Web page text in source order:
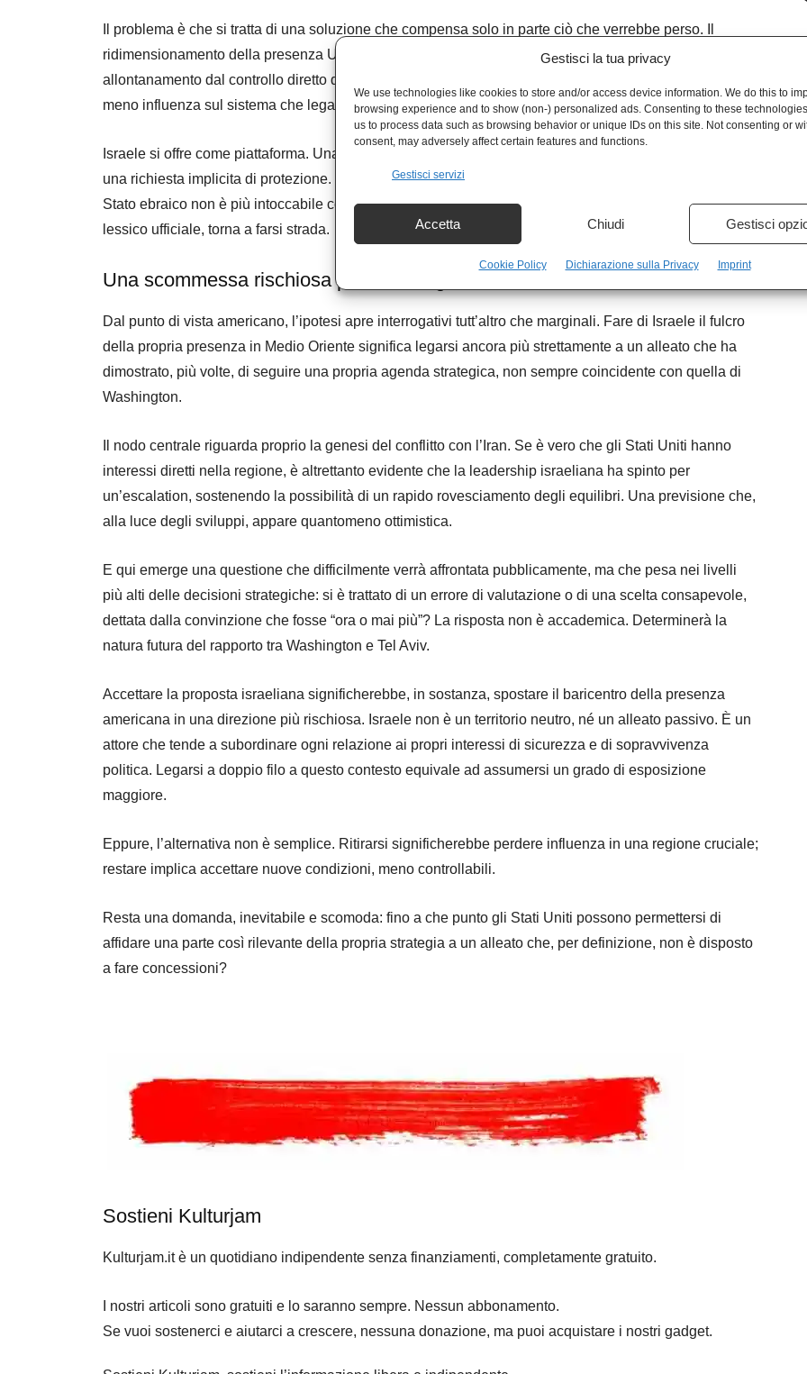
Gestisci la tua privacy
We use technologies like cookies to store and/or access device information. We do this to
browsing experience and to show (non-) personalized ads. Consenting to these
us to process data such as browsing behavior or unique IDs on this site. Not consenting or
consent, may adversely affect certain features and functions.
Gestisci servizi
Accetta Chiudi Gestisci
Cookie Policy Dichiarazione sulla Privacy Imprint
Il problema è che si tratta di una soluzione che compensa solo in parte ciò che verrebbe perso. Il
ridimensionamento della presenza USA nei paesi del Golfo significherebbe, tra le altre cose, un
allontanamento dal controllo diretto delle rotte energetiche e dei nodi petroliferi strategici. Tradotto:
meno influenza sul sistema che lega energia e finanza globale.
Israele si offre come piattaforma. Una proposta che ha il sapore di una garanzia, ma anche quello di
una richiesta implicita di protezione. Perché se c’è una cosa che questa fase ha reso evidente, è che lo
Stato ebraico non è più intoccabile come un tempo. La vulnerabilità, una parola a lungo rimossa dal
lessico ufficiale, torna a farsi strada.
Una scommessa rischiosa per Washington
Dal punto di vista americano, l’ipotesi apre interrogativi tutt’altro che marginali. Fare di Israele il fulcro
della propria presenza in Medio Oriente significa legarsi ancora più strettamente a un alleato che ha
dimostrato, più volte, di seguire una propria agenda strategica, non sempre coincidente con quella di
Washington.
Il nodo centrale riguarda proprio la genesi del conflitto con l’Iran. Se è vero che gli Stati Uniti hanno
interessi diretti nella regione, è altrettanto evidente che la leadership israeliana ha spinto per
un’escalation, sostenendo la possibilità di un rapido rovesciamento degli equilibri. Una previsione che,
alla luce degli sviluppi, appare quantomeno ottimistica.
E qui emerge una questione che difficilmente verrà affrontata pubblicamente, ma che pesa nei livelli
più alti delle decisioni strategiche: si è trattato di un errore di valutazione o di una scelta consapevole,
dettata dalla convinzione che fosse “ora o mai più”? La risposta non è accademica. Determinerà la
natura futura del rapporto tra Washington e Tel Aviv.
Accettare la proposta israeliana significherebbe, in sostanza, spostare il baricentro della presenza
americana in una direzione più rischiosa. Israele non è un territorio neutro, né un alleato passivo. È un
attore che tende a subordinare ogni relazione ai propri interessi di sicurezza e di sopravvivenza
politica. Legarsi a doppio filo a questo contesto equivale ad assumersi un grado di esposizione
maggiore.
Eppure, l’alternativa non è semplice. Ritirarsi significherebbe perdere influenza in una regione cruciale;
restare implica accettare nuove condizioni, meno controllabili.
Resta una domanda, inevitabile e scomoda: fino a che punto gli Stati Uniti possono permettersi di
affidare una parte così rilevante della propria strategia a un alleato che, per definizione, non è disposto
a fare concessioni?
Sostieni Kulturjam
Kulturjam.it è un quotidiano indipendente senza finanziamenti, completamente gratuito.
I nostri articoli sono gratuiti e lo saranno sempre. Nessun abbonamento.
Se vuoi sostenerci e aiutarci a crescere, nessuna donazione, ma puoi acquistare i nostri gadget.